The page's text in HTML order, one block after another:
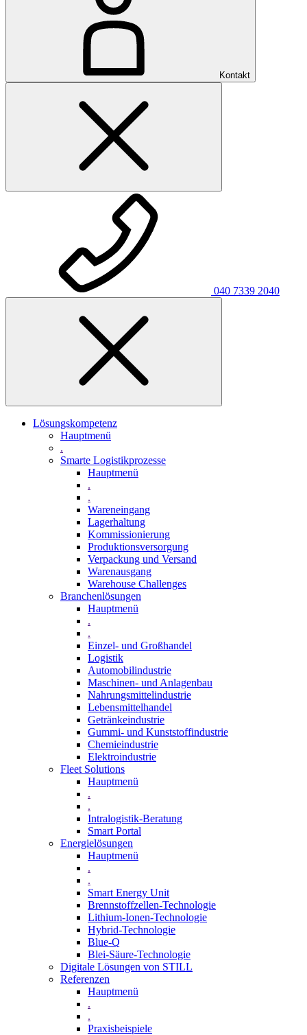
Kontakt
040 7339 2040
Lösungskompetenz
Hauptmenü
.
Smarte Logistikprozesse
Hauptmenü
.
.
Wareneingang
Lagerhaltung
Kommissionierung
Produktionsversorgung
Verpackung und Versand
Warenausgang
Warehouse Challenges
Branchenlösungen
Hauptmenü
.
.
Einzel- und Großhandel
Logistik
Automobilindustrie
Maschinen- und Anlagenbau
Nahrungsmittelindustrie
Lebensmittelhandel
Getränkeindustrie
Gummi­- und Kunststoffindustrie
Chemieindustrie
Elektroindustrie
Fleet Solutions
Hauptmenü
.
.
Intralogistik-Beratung
Smart Portal
Energielösungen
Hauptmenü
.
.
Smart Energy Unit
Brennstoffzellen-Technologie
Lithium-Ionen-Technologie
Hybrid-Technologie
Blue-Q
Blei-Säure-Technologie
Digitale Lösungen von STILL
Referenzen
Hauptmenü
.
.
Praxisbeispiele